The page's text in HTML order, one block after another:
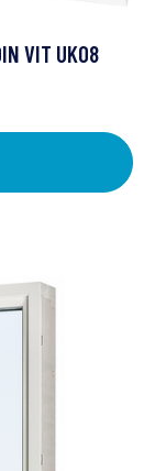
VIT UK08